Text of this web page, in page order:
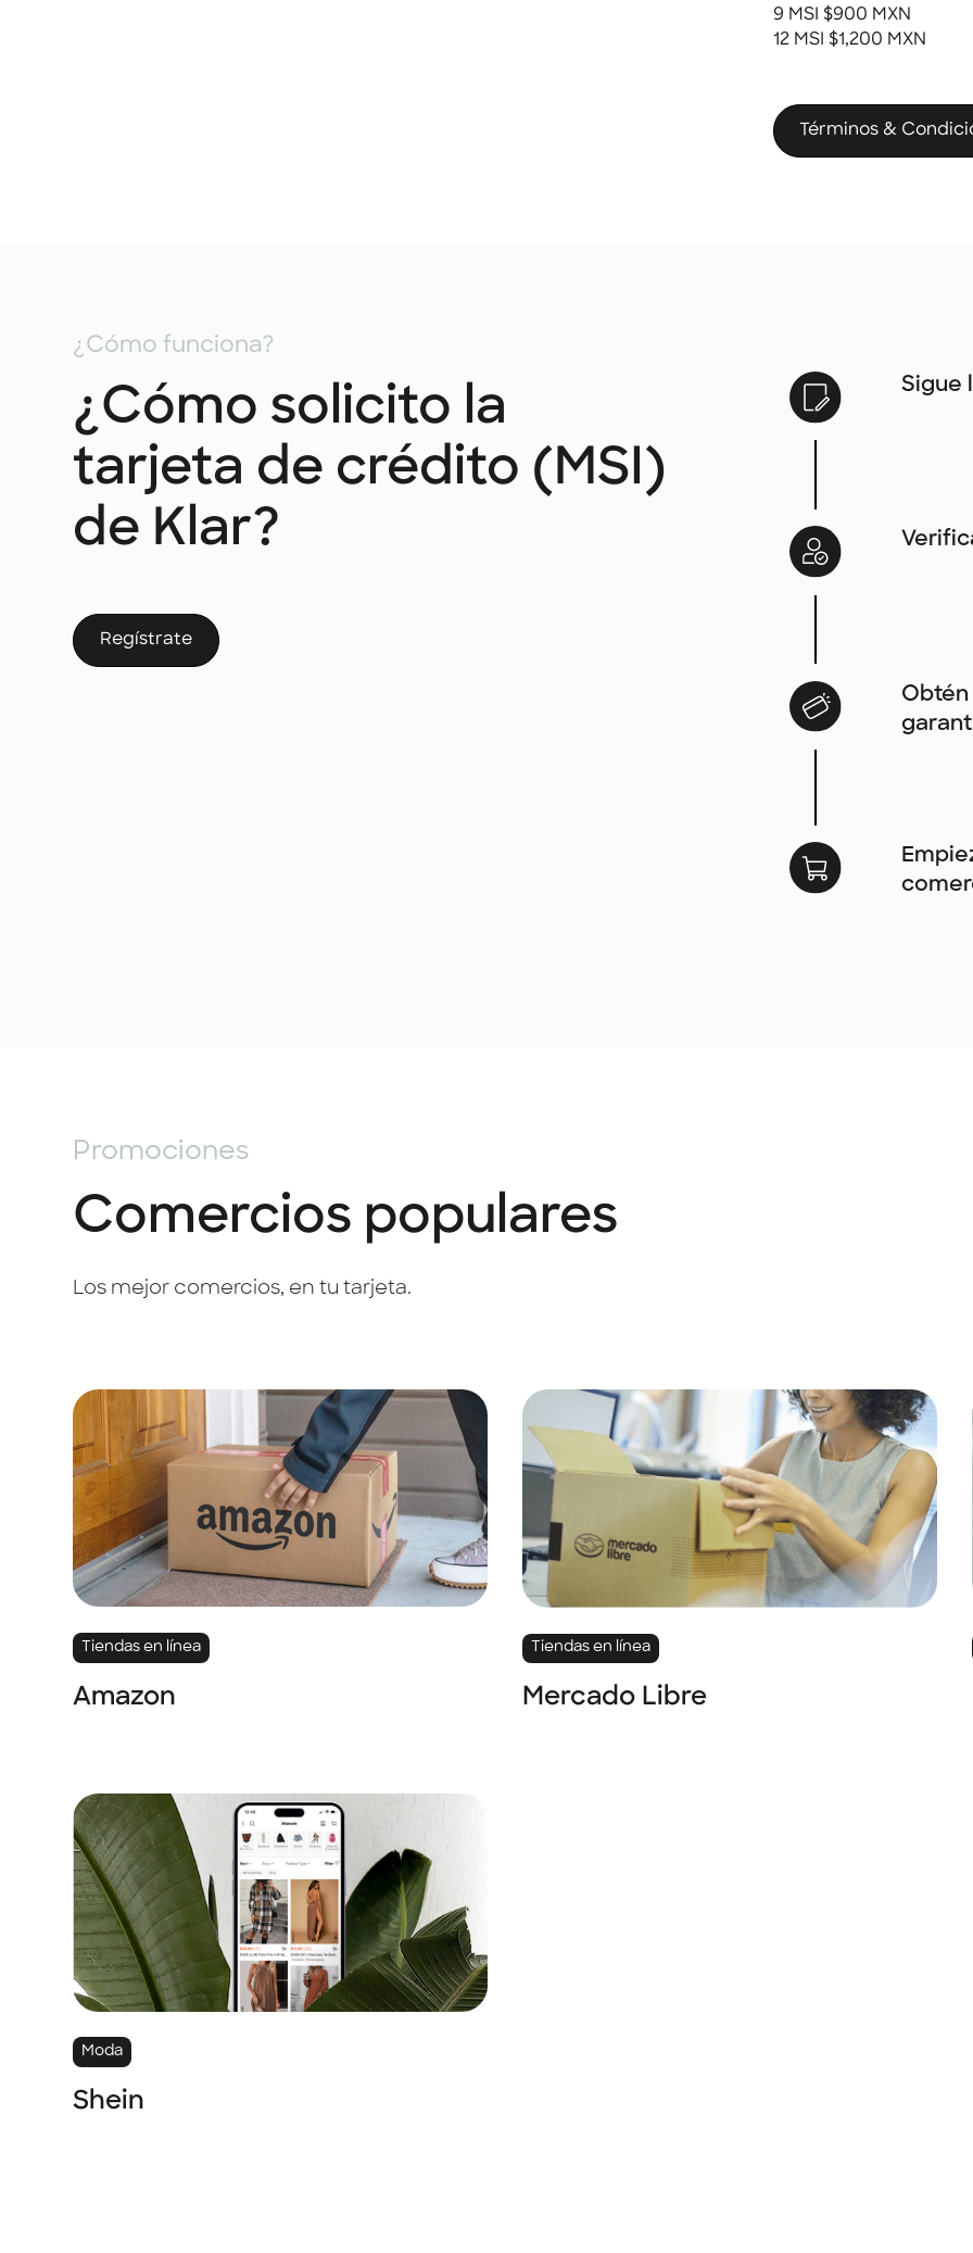
9 MSI $900 MXN
12 MSI $1,200 MXN
Términos &
¿Cómo funciona?
¿Cómo solicito la
tarjeta de crédito (MSI)
de Klar?
Regístrate
Sigue
Obtén
Promociones
Comercios populares
Los mejor comercios, en tu tarjeta.
Tiendas en línea
Amazon
Tiendas en línea
Mercado Libre
Moda
Shein